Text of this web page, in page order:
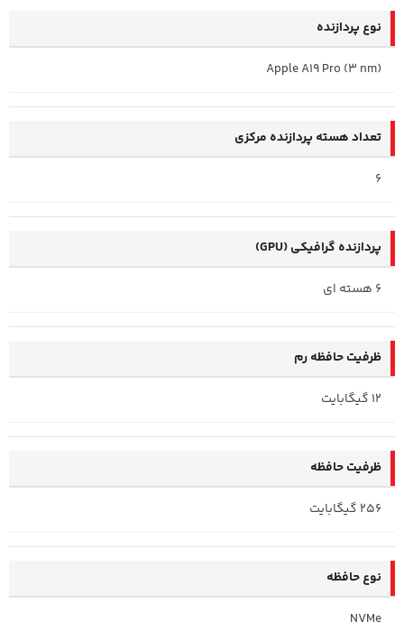
نوع پردازنده
Apple A19 Pro (3 nm)
تعداد هسته پردازنده مرکزی
6
پردازنده گرافیکی (GPU)
6 هسته ای
ظرفیت حافظه رم
12 گیگابایت
ظرفیت حافظه
256 گیگابایت
نوع حافظه
NVMe